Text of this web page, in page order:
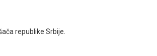
republike Srbije.